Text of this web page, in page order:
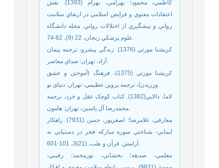
کاظمي، محمود؛ بهرامي، بهرام (1393). نقش
اعتقادات معنوي و فرايض اسلامي در ارتقاي سلامت
رواني و پيشگيري از اختلالات رواني. مجله دانشگاه
علوم پزشکي زنجان، 22 (9)، 62-74.
کريشنا مورتي (1376). زندگي پيشرو، ترجمه پيمان
آزاد، تهران: صداي معاصر.
کريشنا مورتي (1375)، فرهنگ (آموختن و عشق
ورزيدن)، ترجمه پروين عظيمي، تهران: دنياي نو.
لاما، دالايي(1382). کتاب کوچک عقل و خرد، ترجمه
محمدرضا آل ياسين، تهران: هامون.
معارفي، غلامرضا؛ اصغرپور، حسن (7931). راهکار
ايماني- شناختي سوره مبارکه فجر در دستيابي به
آرامش. قرآن و طب، (21)3، 101-601.
معلمي، صديقه؛ بخشاني، نورمحمد؛ رقيبي،